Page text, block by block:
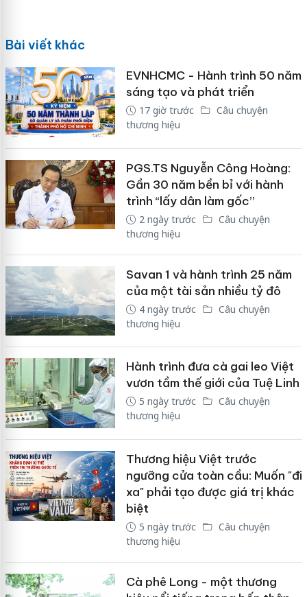
Bài viết khác
EVNHCMC - Hành trình 50 năm
sáng tạo và phát triển
17 giờ trước
Câu chuyện
thương hiệu
PGS.TS Nguyễn Công Hoàng:
Gần 30 năm bền bỉ với hành
trình “lấy dân làm gốc”
2 ngày trước
Câu chuyện
thương hiệu
Savan 1 và hành trình 25 năm
của một tài sản nhiều tỷ đô
4 ngày trước
Câu chuyện
thương hiệu
Hành trình đưa cà gai leo Việt
vươn tầm thế giới của Tuệ Linh
5 ngày trước
Câu chuyện
thương hiệu
Thương hiệu Việt trước
ngưỡng cửa toàn cầu: Muốn "đi
xa" phải tạo được giá trị khác
biệt
5 ngày trước
Câu chuyện
thương hiệu
Cà phê Long - một thương